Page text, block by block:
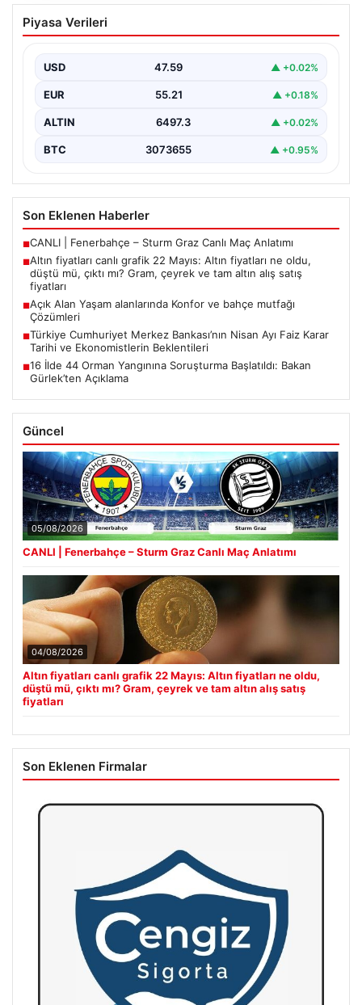
Altın fiyatları canlı grafik 22 Mayıs: Altın
fiyatları ne oldu, düştü mü, çıktı mı?
fiyatları
{ "title": "22 Mayıs 2026 Güncel Altın Fiyatları ve Piyasa
Analizi", "content": "Altın piyasası,…
Piyasa Verileri
USD 47.59 ▲ +0.02%
EUR 55.21 ▲ +0.18%
ALTIN 6497.3 ▲ +0.02%
BTC 3073655 ▲ +0.95%
Son Eklenen Haberler
■CANLI | Fenerbahçe – Sturm Graz Canlı Maç Anlatımı
■Altın fiyatları canlı grafik 22 Mayıs: Altın fiyatları ne oldu,
düştü mü, çıktı mı? Gram, çeyrek ve tam altın alış satış
fiyatları
■Açık Alan Yaşam alanlarında Konfor ve bahçe mutfağı
Çözümleri
■Türkiye Cumhuriyet Merkez Bankası’nın Nisan Ayı Faiz Karar
Tarihi ve Ekonomistlerin Beklentileri
■16 İlde 44 Orman Yangınına Soruşturma Başlatıldı: Bakan
Gürlek’ten Açıklama
Güncel
05/08/2026
CANLI | Fenerbahçe – Sturm Graz Canlı Maç Anlatımı
04/08/2026
Altın fiyatları canlı grafik 22 Mayıs: Altın fiyatları ne oldu,
düştü mü, çıktı mı? Gram, çeyrek ve tam altın alış satış
fiyatları
Son Eklenen Firmalar